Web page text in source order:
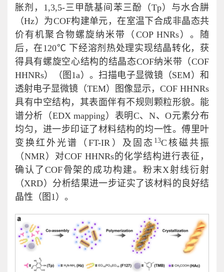
胀剂，1,3,5-三甲酰基间苯三酚（Tp）与水合肼
（Hz）为COF构建单元，在室温下合成非晶态共
价有机聚合物螺旋纳米带（COP HNRs）。随
后，在120℃ 下经溶剂热处理实现结晶转化，获
得具有螺旋空心结构的结晶态COF纳米带（COF
HHNRs）（图1a）。扫描电子显微镜（SEM）和
透射电子显微镜（TEM）图像显示，COF HHNRs
具有中空结构，其表面伴有不规则颗粒形貌。能
谱分析（EDX mapping）表明C、N、O元素分布
均匀，进一步印证了材料结构的均一性。傅里叶
变换红外光谱（FT-IR）及固态 13C核磁共振
（NMR）对COF HHNRs的化学结构进行表征，
确认了COF骨架的成功构建。粉末X射线衍射
（XRD）分析结果进一步证实了该材料的良好结
晶性（图1）。